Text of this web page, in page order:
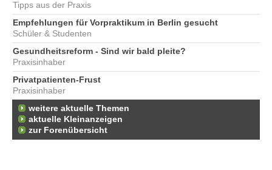
Tipps aus der Praxis
Empfehlungen für Vorpraktikum in Berlin gesucht
Schüler & Studenten
Gesundheitsreform - Sind wir bald pleite?
Praxisinhaber
Privatpatienten-Frust
Praxisinhaber
weitere aktuelle Themen
aktuelle Kleinanzeigen
zur Forenübersicht